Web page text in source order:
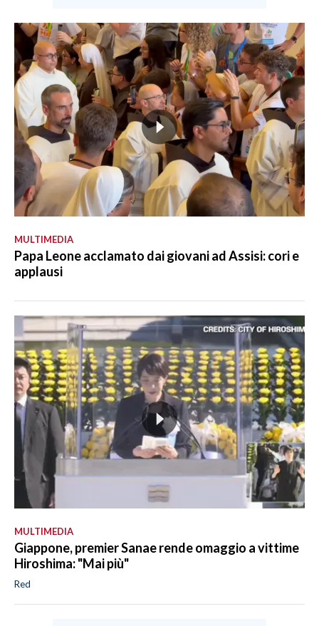
MULTIMEDIA
Papa Leone acclamato dai giovani ad Assisi: cori e
applausi
MULTIMEDIA
Giappone, premier Sanae rende omaggio a vittime
Hiroshima: "Mai più"
Red